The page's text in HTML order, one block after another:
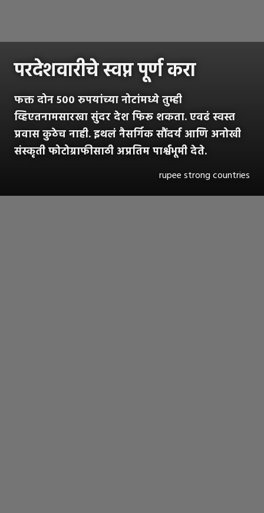
परदेशवारीचे स्वप्न पूर्ण करा
फक्त दोन ५०० रुपयांच्या नोटांमध्ये तुम्ही
व्हिएतनामसारखा सुंदर देश फिरू शकता. एवढं स्वस्त
प्रवास कुठेच नाही. इथलं नैसर्गिक सौंदर्य आणि अनोखी
संस्कृती फोटोग्राफीसाठी अप्रतिम पार्श्वभूमी देते.
rupee strong countries